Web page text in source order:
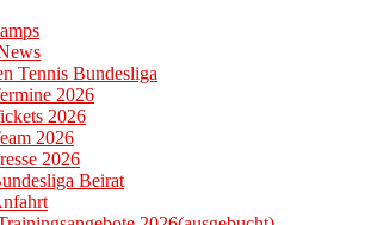
Tennis Bundesliga
2026
2026
2026
2026
Beirat